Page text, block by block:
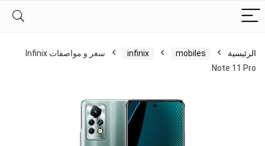
الرئيسية mobiles
infinix
سعر و مواصفات Infinix
Note 11 Pro